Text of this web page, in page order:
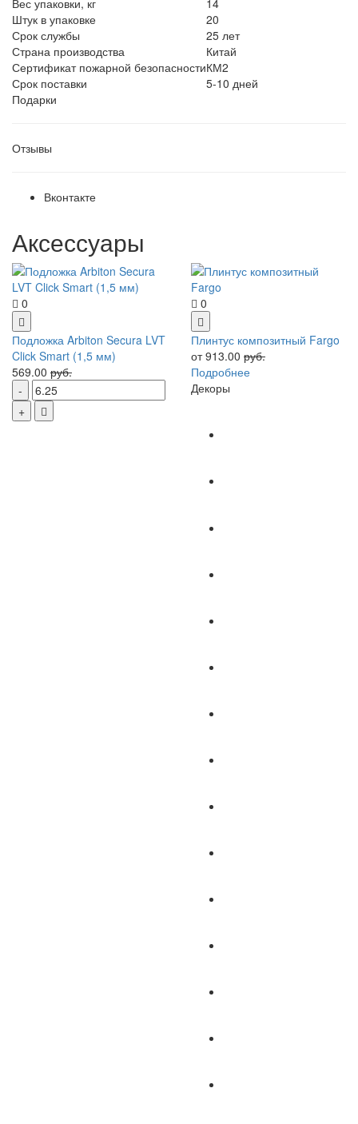
Вес упаковки, кг
14
Штук в упаковке
20
Срок службы
25 лет
Страна производства
Китай
Сертификат пожарной безопасностиКМ2
Срок поставки
5-10 дней
Подарки
Отзывы
Вконтакте
Аксессуары
0
Подложка Arbiton Secura LVT
Click Smart (1,5 мм)
569.00 руб.
0
Плинтус композитный Fargo
от 913.00 руб.
Подробнее
Декоры